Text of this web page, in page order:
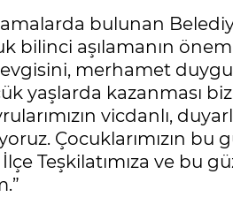
bulunan
bilinci aşılamanın
merhamet
yaşlarda kazanması
vicdanlı,
Çocuklarımızın bu
Teşkilatımıza ve bu